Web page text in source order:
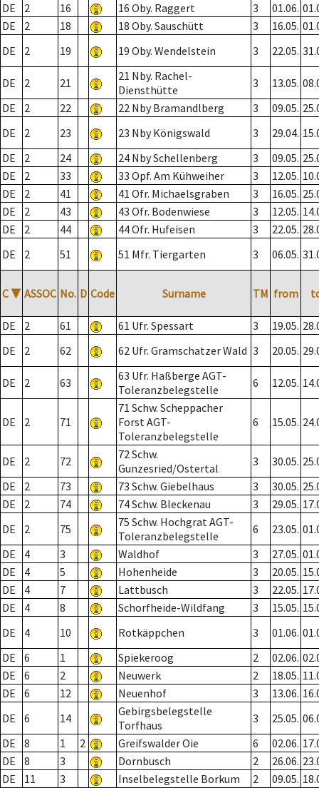
DE
2 16 16 Oby. Raggert 3 01.06.
DE
2 18 18 Oby. Sauschütt 3 16.05.
DE
2 19 19 Oby. Wendelstein 3 22.05.
DE 2 21
21 Nby. Rachel-
Diensthütte
3 13.05.
DE
2 22 22 Nby Bramandlberg 3 09.05.
DE
2 23 23 Nby Königswald 3 29.04.
DE
2 24 24 Nby Schellenberg 3 09.05.
DE
2 33 33 Opf. Am Kühweiher 3 12.05.
DE
2 41 41 Ofr. Michaelsgraben 3 16.05.
DE
2 43 43 Ofr. Bodenwiese 3 12.05.
DE
2 44 44 Ofr. Hufeisen 3 22.05.
DE
2 51 51 Mfr. Tiergarten 3 06.05.
C ▼ ASSOC No. D Code Surname TM from
DE 2 61 61 Ufr. Spessart 3 19.05.
DE
2 62 62 Ufr. Gramschatzer Wald 3 20.05.
DE 2 63
63 Ufr. Haßberge AGT-
Toleranzbelegstelle
6 12.05.
DE 2 71
71 Schw. Scheppacher
Forst AGT-
Toleranzbelegstelle
6 15.05.
DE 2 72
72 Schw.
Gunzesried/Ostertal
3 30.05.
DE
2 73 73 Schw. Giebelhaus 3 30.05.
DE
2 74 74 Schw. Bleckenau 3 29.05.
DE
2 75
75 Schw. Hochgrat AGT-
Toleranzbelegstelle
6 23.05.
DE
4 3 Waldhof 3 27.05.
DE
4 5 Hohenheide 3 20.05.
DE
4 7 Lattbusch 3 22.05.
DE
4 8 Schorfheide-Wildfang 3 15.05.
DE
4 10 Rotkäppchen 3 01.06.
DE
6 1 Spiekeroog 2 02.06.
DE
6 2 Neuwerk 2 18.05.
DE
6 12 Neuenhof 3 13.06.
DE
6 14
Gebirgsbelegstelle
Torfhaus
3 25.05.
DE
8 1 2 Greifswalder Oie 6 02.06.
DE
8 3 Dornbusch 2 26.06.
DE
11 3 Inselbelegstelle Borkum 2 09.05.